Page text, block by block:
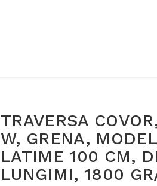
TRAVERSA
W, GRENA,
LATIME 100 CM,
LUNGIMI, 1800